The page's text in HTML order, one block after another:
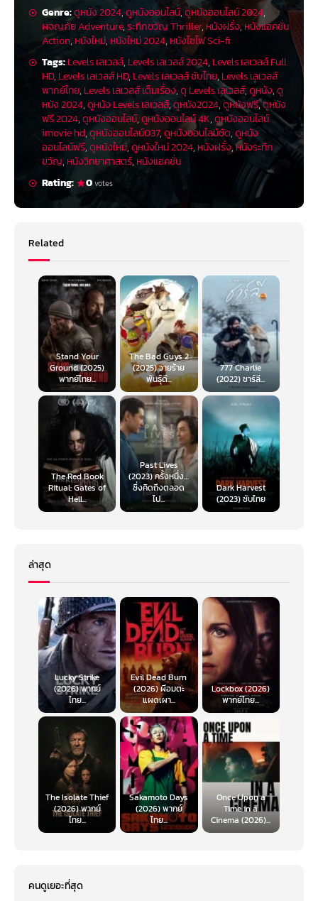
Genre:ดูหนัง 2024,ดูหนังออนไลน์,ดูหนังออนไลน์ 2024,
ผจญภัย Adventure,ระทึกขวัญ Thriller,หนังฝรั่ง,หนังแอคชั่น
Action, หนังใหม่, หนังใหม่ 2024, หนังไซไฟ Sci-fi
Tags:Levels เลเวลส์, Levels เลเวลส์ 2024, Levels เลเวลส์ Full
HD, Levels เลเวลส์ HD, Levels เลเวลส์ ซับไทย, Levels เลเวลส์
พากย์ไทย, Levels เลเวลส์ เต็มเรื่อง,ดู Levels เลเวลส์,ดูหนัง,ดู
หนัง 2024,ดูหนัง Levels เลเวลส์,ดูหนัง2024,ดูหนังฟรี,ดูหนัง
ฟรี 2024,ดูหนังออนไลน์,ดูหนังออนไลน์ 4K,ดูหนังออนไลน์
imovie hd,ดูหนังออนไลน์037,ดูหนังออนไลน์ชัด,ดูหนัง
ออนไลน์ฟรี,ดูหนังใหม่,ดูหนังใหม่ 2024, หนังฝรั่ง,หนังระทึก
ขวัญ, หนังวิทยาศาสตร์, หนังแอคชั่น
Rating:
0votes
Related
Stand Your
Ground (2025)
พากย์ไทย...
The Bad Guys 2
(2025) วายร้าย
พันธุ์ดี...
777 Charlie
(2022) ชาร์ลี...
The Red Book
Ritual: Gates of
Hell...
Past Lives
(2023) ครั้งหนึ่ง…
ซึ่งคิดถึงตลอด
ไป...
Dark Harvest
(2023) ซับไทย
ล่าสุด
Lucky Strike
(2026) พากย์
ไทย...
Evil Dead Burn
(2026) ผีอมตะ
แผดเผา...
Lockbox (2026)
พากย์ไทย...
The Isolate Thief
(2026) พากย์
ไทย...
Sakamoto Days
(2026) พากย์
ไทย...
Once Upon a
Time in a
Cinema (2026)...
คนดูเยอะที่สุด